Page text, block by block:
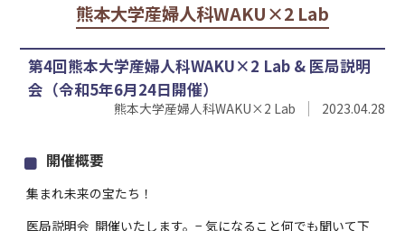
熊本大学産婦人科WAKU×2 Lab
第4回熊本大学産婦人科WAKU×2 Lab & 医局説明
会（令和5年6月24日開催）
熊本大学産婦人科WAKU×2 Lab 2023.04.28
開催概要
集まれ未来の宝たち！
医局説明会 開催いたします。− 気になること何でも聞いて下
会員のページ サイトマップ